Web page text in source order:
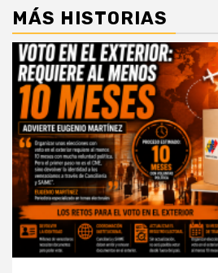
MÁS HISTORIAS